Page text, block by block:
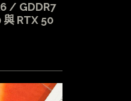
/ GDDR7
與 RTX 50